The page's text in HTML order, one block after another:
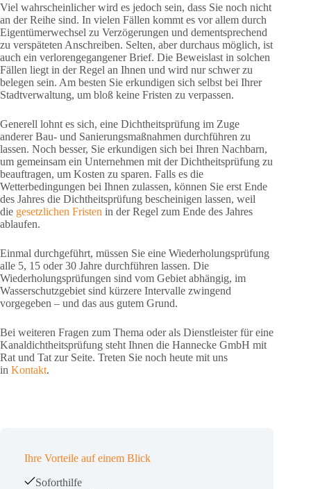
Viel wahrscheinlicher wird es jedoch sein, dass Sie noch nicht
an der Reihe sind. In vielen Fällen kommt es vor allem durch
Eigentümerwechsel zu Verzögerungen und dementsprechend
zu verspäteten Anschreiben. Selten, aber durchaus möglich, ist
auch ein verlorengegangener Brief. Die Beweislast in solchen
Fällen liegt in der Regel an Ihnen und wird nur schwer zu
belegen sein. Am besten Sie erkundigen sich selbst bei Ihrer
Stadtverwaltung, um bloß keine Fristen zu verpassen.
Generell lohnt es sich, eine Dichtheitsprüfung im Zuge
anderer Bau- und Sanierungsmaßnahmen durchführen zu
lassen. Noch besser, Sie erkundigen sich bei Ihren Nachbarn,
um gemeinsam ein Unternehmen mit der Dichtheitsprüfung zu
beauftragen, um Kosten zu sparen. Falls es die
Wetterbedingungen bei Ihnen zulassen, können Sie erst Ende
des Jahres die Dichtheitsprüfung bescheinigen lassen, weil
die gesetzlichen Fristen in der Regel zum Ende des Jahres
ablaufen.
Einmal durchgeführt, müssen Sie eine Wiederholungsprüfung
alle 5, 15 oder 30 Jahre durchführen lassen. Die
Wiederholungsprüfungen sind vom Gebiet abhängig, im
Wasserschutzgebiet sind kürzere Intervalle zwingend
vorgegeben – und das aus gutem Grund.
Bei weiteren Fragen zum Thema oder als Dienstleister für eine
Kanaldichtheitsprüfung steht Ihnen die Hannecke GmbH mit
Rat und Tat zur Seite. Treten Sie noch heute mit uns
in Kontakt.
Ihre Vorteile auf einem Blick
Soforthilfe